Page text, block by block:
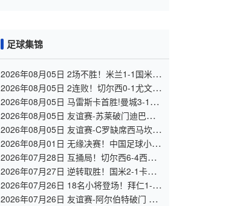
足球集锦
2026年08月05日 2场不胜！米兰1-1国米 迪
马尔科破门 恩昆库造点+点射拉莫斯登场
2026年08月05日 2连败！切尔西0-1尤文 热
格罗瓦世界波制胜穆德里克时隔614天复出
2026年08月05日 马雷斯卡首胜!曼城3-1K
联赛全明星 赖因德斯努里破门塞梅尼奥助
2026年08月05日 友谊赛-苏莱破门迪巴拉助
攻 罗马4-1纽波特郡
2026年08月05日 友谊赛-C罗缺席西马坎送
点 胜利0-2不敌阿尔梅里亚
2026年08月01日 无缘决赛！中国足球小将
红队0-2亚洲明星联，后者决赛战杭州足管
2026年07月28日 互捅局！切尔西6-4西悉
尼漫步者 佩德罗替补3射1传阿隆索开门红
2026年07月27日 逆转取胜！国米2-1卡尔
斯鲁厄 迪乌夫绝杀+双响+世界波破门
2026年07月26日 18名小将登场！拜仁1-2
德丙球队韦恩 比朔夫点射乌尔赖希“下蛋”
2026年07月26日 友谊赛-阿尔伯特破门 多